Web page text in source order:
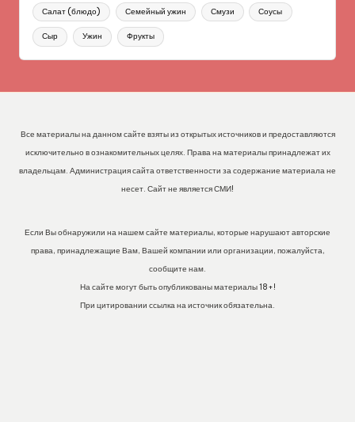
Салат (блюдо) Семейный ужин Смузи Соусы
Сыр Ужин Фрукты
Все материалы на данном сайте взяты из открытых источников и предоставляются
исключительно в ознакомительных целях. Права на материалы принадлежат их
владельцам. Администрация сайта ответственности за содержание материала не
несет. Сайт не является СМИ!
Если Вы обнаружили на нашем сайте материалы, которые нарушают авторские
права, принадлежащие Вам, Вашей компании или организации, пожалуйста,
сообщите нам.
На сайте могут быть опубликованы материалы 18+!
При цитировании ссылка на источник обязательна.